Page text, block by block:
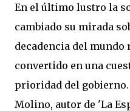
En el último lustro la
cambiado su mirada
decadencia del mundo
convertido en una
prioridad del gobierno.
Molino, autor de 'La